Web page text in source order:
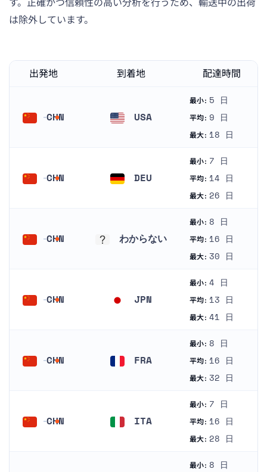
は除外しています。
出発地 到着地 配達時間
CHN USA
最小: 5 日
平均: 9 日
最大: 18 日
CHN DEU
最小: 7 日
平均: 14 日
最大: 26 日
CHN わからない
最小: 8 日
平均: 16 日
最大: 30 日
CHN JPN
最小: 4 日
平均: 13 日
最大: 41 日
CHN FRA
最小: 8 日
平均: 16 日
最大: 32 日
CHN ITA
最小: 7 日
平均: 16 日
最大: 28 日
最小: 8 日